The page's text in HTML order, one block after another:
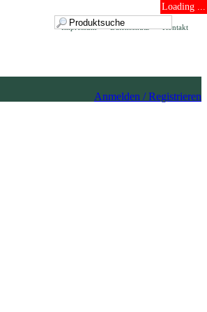
Loading ...
Kontakt
Datenschutz
Impressum
Anmelden / Registrieren